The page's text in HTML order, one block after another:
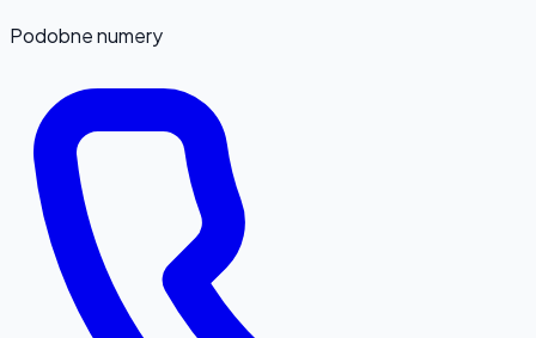
Podobne numery